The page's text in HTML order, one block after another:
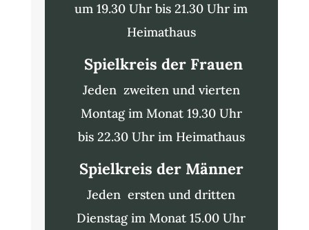
um 19.30 Uhr bis 21.30 Uhr im
Heimathaus
Spielkreis der Frauen
Jeden zweiten und vierten
Montag im Monat 19.30 Uhr
bis 22.30 Uhr im Heimathaus
Spielkreis der Männer
Jeden ersten und dritten
Dienstag im Monat 15.00 Uhr